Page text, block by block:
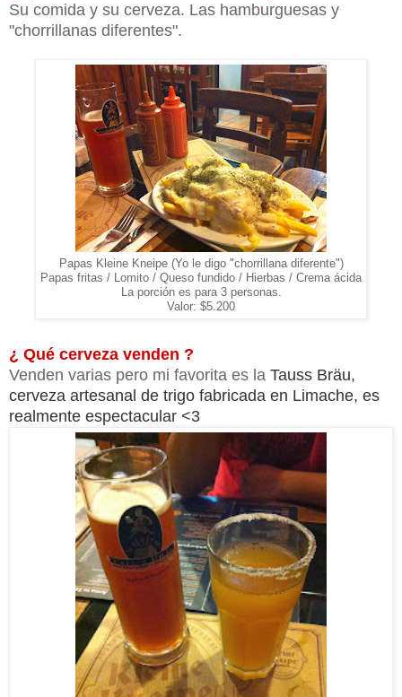
Su comida y su cerveza. Las hamburguesas y
"chorrillanas diferentes".
Papas Kleine Kneipe (Yo le digo "chorrillana diferente")
Papas fritas / Lomito / Queso fundido / Hierbas / Crema ácida
La porción es para 3 personas.
Valor: $5.200
¿ Qué cerveza venden ?
Venden varias pero mi favorita es la Tauss Bräu,
cerveza artesanal de trigo fabricada en Limache, es
realmente espectacular <3